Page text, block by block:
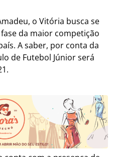
o Vitória busca se
da maior competição
A saber, por conta da
de Futebol Júnior será